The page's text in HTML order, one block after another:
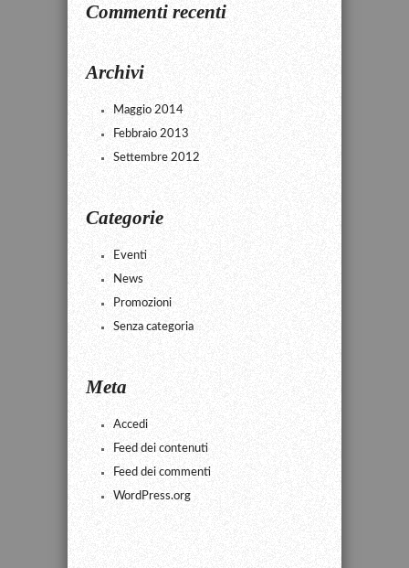
Commenti recenti
Archivi
Maggio 2014
Febbraio 2013
Settembre 2012
Categorie
Eventi
News
Promozioni
Senza categoria
Meta
Accedi
Feed dei contenuti
Feed dei commenti
WordPress.org